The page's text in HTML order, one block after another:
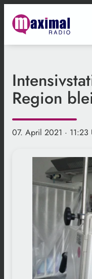
Region
07. April 2021 · 11:23